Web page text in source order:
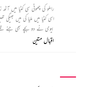
راملو کی چھوٹی سی کٹیا میں
اسی کٹیا میں ملیا کی میں بھیگی
بیوی نے دو بچے بھی جنے
اقبال متین